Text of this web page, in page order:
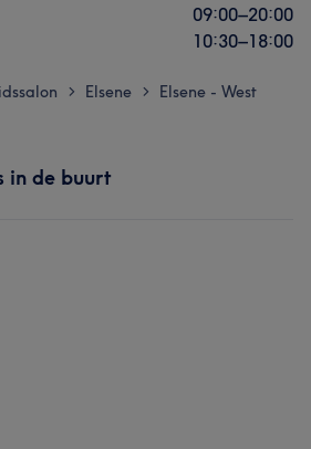
09:00–20:00
10:30–18:00
> Elsene > Elsene - West
in de buurt